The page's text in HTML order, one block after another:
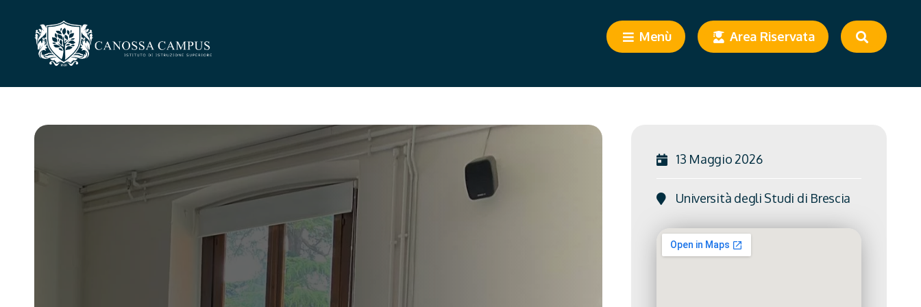
Menù Area Riservata
13 Maggio 2026
Università degli Studi di Brescia